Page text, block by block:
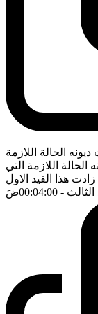
الحالة اللازمة
الحالة اللازمة التي
هذا القيد الاول
الثالث - 00:04:00 ضَ